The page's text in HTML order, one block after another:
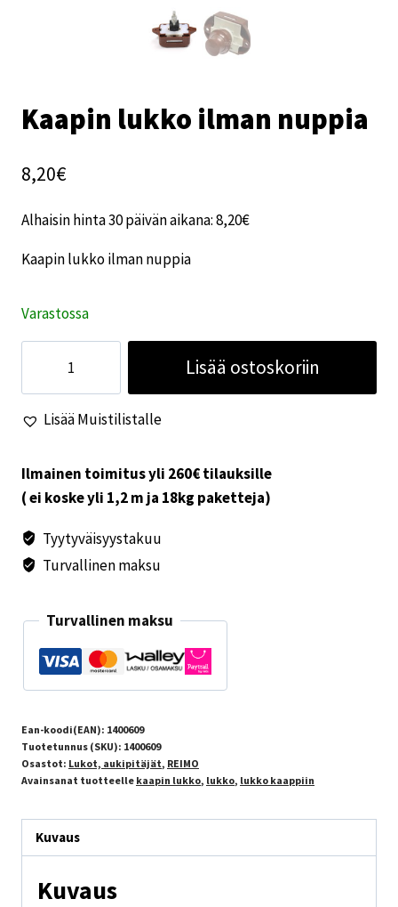
Kaapin lukko ilman nuppia
8,20€
Alhaisin hinta 30 päivän aikana:8,20€
Kaapin lukko ilman nuppia
Varastossa
ilman
nuppia
Lisää ostoskoriin
Lisää Muistilistalle
Ilmainen toimitus yli 260€ tilauksille
( ei koske yli 1,2 m ja 18kg paketteja)
Tyytyväisyystakuu
Turvallinen maksu
Turvallinen maksu
Ean-koodi(EAN): 1400609
Tuotetunnus (SKU): 1400609
Osastot: Lukot, aukipitäjät, REIMO
Avainsanat tuotteelle kaapin lukko, lukko, lukko kaappiin
Kuvaus
Kuvaus